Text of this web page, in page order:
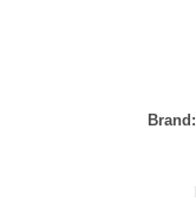
Brand: